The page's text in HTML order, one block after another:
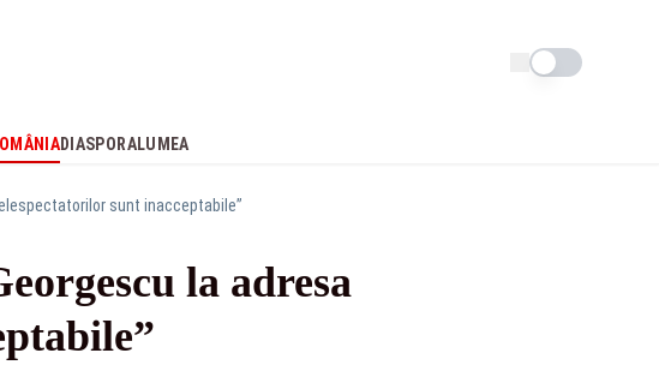
Schimba tema
DIASPORALUMEA
sunt inacceptabile”
la adresa